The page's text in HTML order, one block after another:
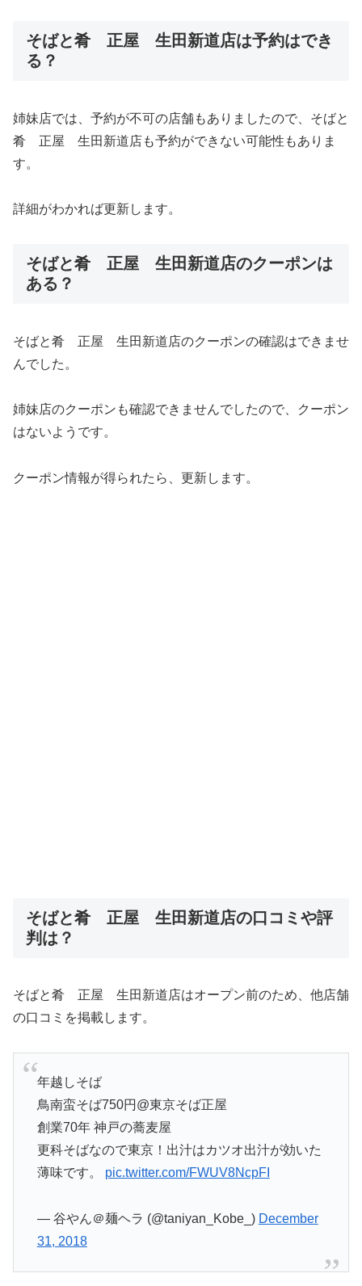
そばと肴 正屋 生田新道店は予約はでき
る？
姉妹店では、予約が不可の店舗もありましたので、そばと
肴 正屋 生田新道店も予約ができない可能性もありま
す。
詳細がわかれば更新します。
そばと肴 正屋 生田新道店のクーポンは
ある？
そばと肴 正屋 生田新道店のクーポンの確認はできませ
んでした。
姉妹店のクーポンも確認できませんでしたので、クーポン
はないようです。
クーポン情報が得られたら、更新します。
そばと肴 正屋 生田新道店の口コミや評
判は？
そばと肴 正屋 生田新道店はオープン前のため、他店舗
の口コミを掲載します。
年越しそば
鳥南蛮そば750円@東京そば正屋
創業70年 神戸の蕎麦屋
更科そばなので東京！出汁はカツオ出汁が効いた
薄味です。 pic.twitter.com/FWUV8NcpFI
— 谷やん＠麺ヘラ (@taniyan_Kobe_) December
31, 2018